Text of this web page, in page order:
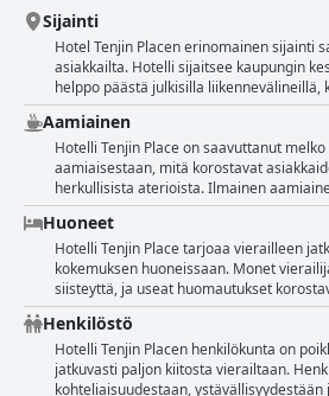
Sijainti
Hotel Tenjin Placen erinomainen sijainti
asiakkailta. Hotelli sijaitsee kaupungin
helppo päästä julkisilla liikennevälineillä,
ja metroasemille sekä bussipysäkeille.
tutkimisesta helppoa ja vaivatonta.
olevia olennaisia palveluita, kuten
ostoskeskuksia. Sen edullisen sijainnin
mukavista kävelyistä suosittuihin
Nakasu-joen ruokakojuihin ja risteilyille,
saavutettavissa 20 minuutissa. Hotellin
täydentävät sen siisteys ja ystävällinen
erilaisia palveluita ja herkullisen
oleskelua.
Aamiainen
Hotelli Tenjin Place on saavuttanut
aamiaisestaan, mitä korostavat
herkullisista aterioista. Ilmainen
täyttäviä vaihtoehtoja, ja erityistä
Sri Lankan curry, jota monet asiakkaat
täyteläisten ja mausteisten makujen
koetaan yleisesti ottaen korkeaksi, ja
tasalaatuisuuden. On kuitenkin syytä huomata, että jotkut asiakkaat
ovat huomauttaneet valikoiman
pettymyksensä aamiaisbentoihin. Lisäksi
voitaisiin parantaa palvelemaan aikaisia
satunnaisia viipyileviä ruokailijoita.
huolimatta vallitseva mielipide on, että
Huoneet
Hotelli Tenjin Place tarjoaa vierailleen
kokemuksen huoneissaan. Monet
siisteyttä, ja useat huomautukset
perusteellista puhtautta. Huoneet on
mukavuuksilla, mikä takaa kätevän
huomanneet ainutlaatuisia
pieniä säiliöitä, jotka lisäävät miellyttävän
tunnelman majoitukseen. Kaikki palaute ei kuitenkaan ole täysin
Henkilöstö
Hotelli Tenjin Placen henkilökunta on
jatkuvasti paljon kiitosta vierailtaan.
kohteliaisuudestaan,